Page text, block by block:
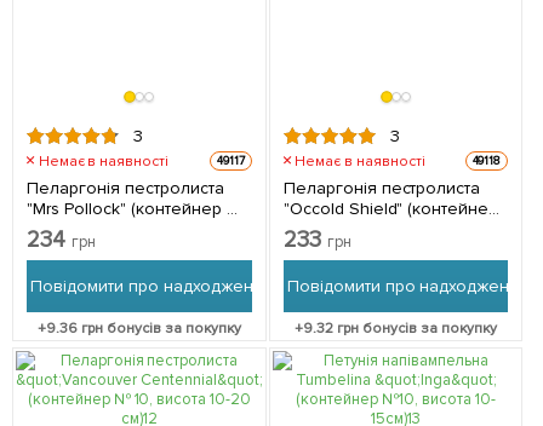
3
Немає в наявності 49117
Пеларгонія пестролиста
"Mrs Pollock" (контейнер №
10, висота 10-20 см) 1
саджанець в упаковці
234 грн
Повідомити про надходження
+9.36 грн бонусів за покупку
3
Немає в наявності 49118
Пеларгонія пестролиста
"Occold Shield" (контейнер
№ 10, висота 10-20 см) 1
саджанець в упаковці
233 грн
Повідомити про надходження
+9.32 грн бонусів за покупку